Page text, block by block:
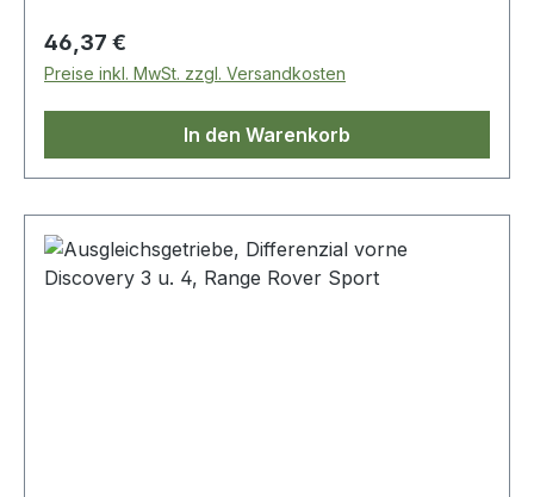
Regulärer Preis:
46,37 €
Preise inkl. MwSt. zzgl. Versandkosten
In den Warenkorb